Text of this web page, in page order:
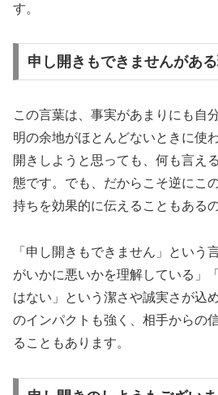
す。
申し開きもできませんがあ
この言葉は、事実があまりにも自
明の余地がほとんどないときに使
開きしようと思っても、何も言え
態です。でも、だからこそ逆にこ
持ちを効果的に伝えることもあるの
「申し開きもできません」という
がいかに悪いかを理解している」
はない」という潔さや誠実さが込
のインパクトも強く、相手からの
ることもあります。